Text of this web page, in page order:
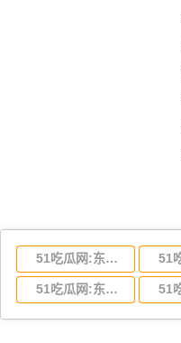
51吃瓜网:东莞到湖北省物流专线,东莞到湖北省物流公司
51吃瓜网:东莞到云南省物流运输,东莞到云南省物流公司